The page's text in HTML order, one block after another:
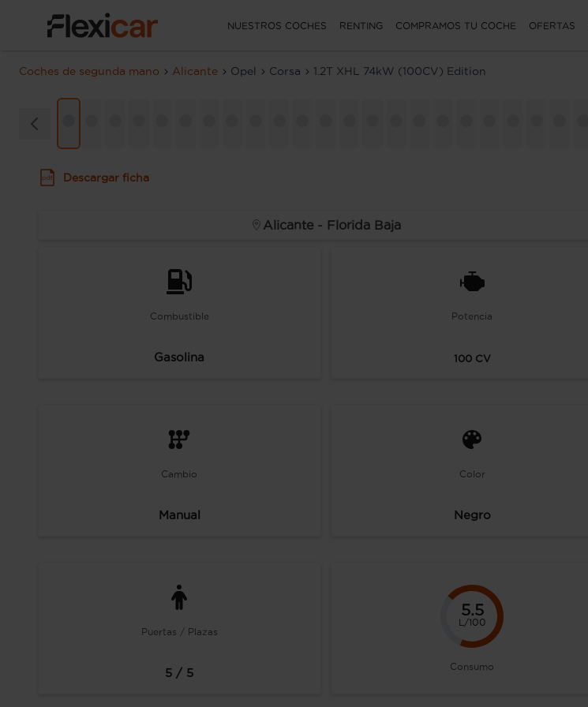
NUESTROS COCHES RENTING COMPRAMOS TU COCHE OFERTAS
Coches de segunda mano Alicante Opel Corsa 1.2T XHL 74kW (100CV) Edition
Descargar ficha
Alicante - Florida Baja
Combustible
Gasolina
Potencia
100CV
Cambio
Manual
Color
Negro
Puertas / Plazas
5 / 5
5.5
L/100
Consumo